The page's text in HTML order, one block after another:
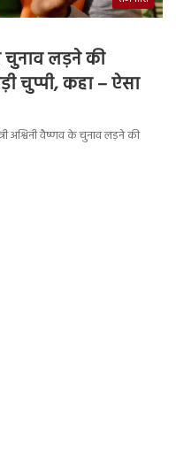
चुनाव लड़ने की
चुप्पी, कहा – ऐसा
अश्विनी वैष्णव के चुनाव लड़ने की